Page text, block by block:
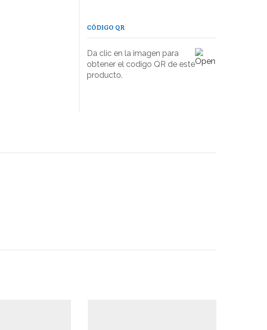
CÓDIGO QR
Da clic en la imagen para
obtener el codigo QR de este
producto.